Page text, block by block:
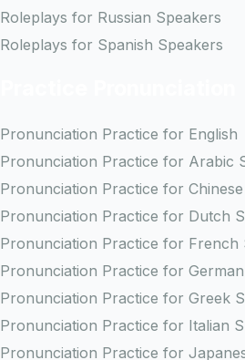
Roleplays for Russian Speakers
Roleplays for Spanish Speakers
Pronunciation Practice for English
Pronunciation Practice for Arabic
Pronunciation Practice for
Pronunciation Practice for Dutch
Pronunciation Practice for French
Pronunciation Practice for
Pronunciation Practice for Greek
Pronunciation Practice for Italian
Pronunciation Practice for